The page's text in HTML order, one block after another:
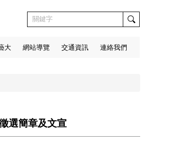
大 網站導覽 交通資訊 連絡我們
選簡章及文宣